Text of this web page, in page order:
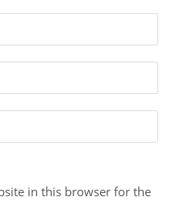
in this browser for the